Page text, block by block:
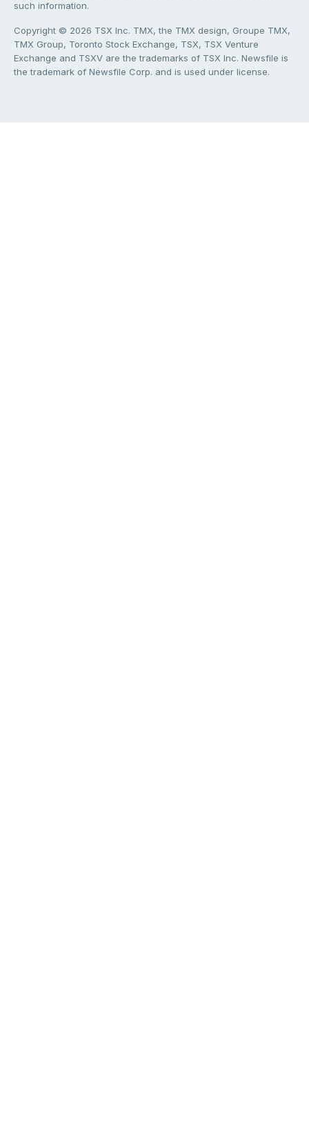
such information.
Copyright © 2026 TSX Inc. TMX, the TMX design, Groupe TMX,
TMX Group, Toronto Stock Exchange, TSX, TSX Venture
Exchange and TSXV are the trademarks of TSX Inc. Newsfile is
the trademark of Newsfile Corp. and is used under license.